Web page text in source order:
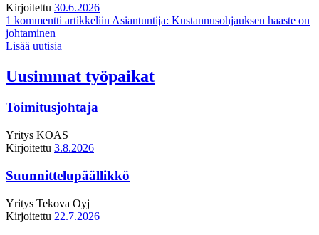
Kirjoitettu 30.6.2026
1 kommentti artikkeliin Asiantuntija: Kustannusohjauksen haaste on
johtaminen
Lisää uutisia
Uusimmat työpaikat
Toimitusjohtaja
Yritys KOAS
Kirjoitettu 3.8.2026
Suunnittelupäällikkö
Yritys Tekova Oyj
Kirjoitettu 22.7.2026